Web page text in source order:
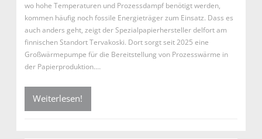
wo hohe Temperaturen und Prozessdampf benötigt werden,
kommen häufig noch fossile Energieträger zum Einsatz. Dass es
auch anders geht, zeigt der Spezialpapierhersteller delfort am
finnischen Standort Tervakoski. Dort sorgt seit 2025 eine
Großwärmepumpe für die Bereitstellung von Prozesswärme in
der Papierproduktion.…
Weiterlesen!